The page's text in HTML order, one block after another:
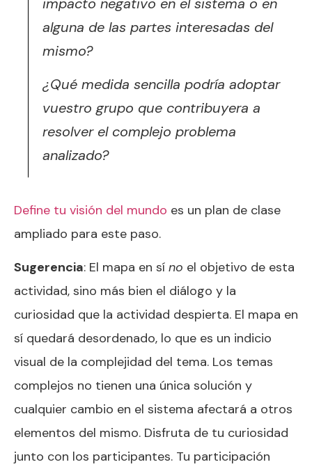
alguna de las partes interesadas del
mismo?
¿Qué medida sencilla podría adoptar
vuestro grupo que contribuyera a
resolver el complejo problema
analizado?
Define tu visión del mundo es un plan de clase
ampliado para este paso.
Sugerencia: El mapa en sí no el objetivo de esta
actividad, sino más bien el diálogo y la
curiosidad que la actividad despierta. El mapa en
sí quedará desordenado, lo que es un indicio
visual de la complejidad del tema. Los temas
complejos no tienen una única solución y
cualquier cambio en el sistema afectará a otros
elementos del mismo. Disfruta de tu curiosidad
junto con los participantes. Tu participación